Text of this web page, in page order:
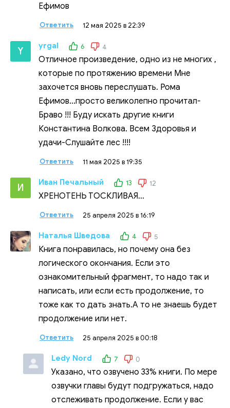
Ефимов
Ответить 12 мая 2025 в 22:39
Y yrgal 6 4
Отличное произведение, одно из не многих ,
которые по протяжению времени Мне
захочется вновь переслушать. Рома
Ефимов...просто великолепно прочитал-
Браво !!! Буду искать другие книги
Константина Волкова. Всем Здоровья и
удачи-Слушайте лес !!!!
Ответить 11 мая 2025 в 19:35
И Иван Печальный 13 12
ХРЕНОТЕНЬ ТОСКЛИВАЯ...
Ответить 25 апреля 2025 в 16:19
Наталья Шведова 4 5
Книга понравилась, но почему она без
логического окончания. Если это
ознакомительный фрагмент, то надо так и
написать, или если есть продолжение, то
тоже как то дать знать.А то не знаешь будет
продолжение или нет.
Ответить 25 апреля 2025 в 00:18
Ledy Nord 7 0
Указано, что озвучено 33% книги. По мере
озвучки главы будут подгружаться, надо
отслеживать продолжение. Если у вас